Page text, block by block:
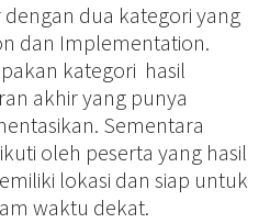
dengan dua kategori yang
dan Implementation.
kategori hasil
akhir yang punya
Sementara
oleh peserta yang hasil
lokasi dan siap untuk
waktu dekat.